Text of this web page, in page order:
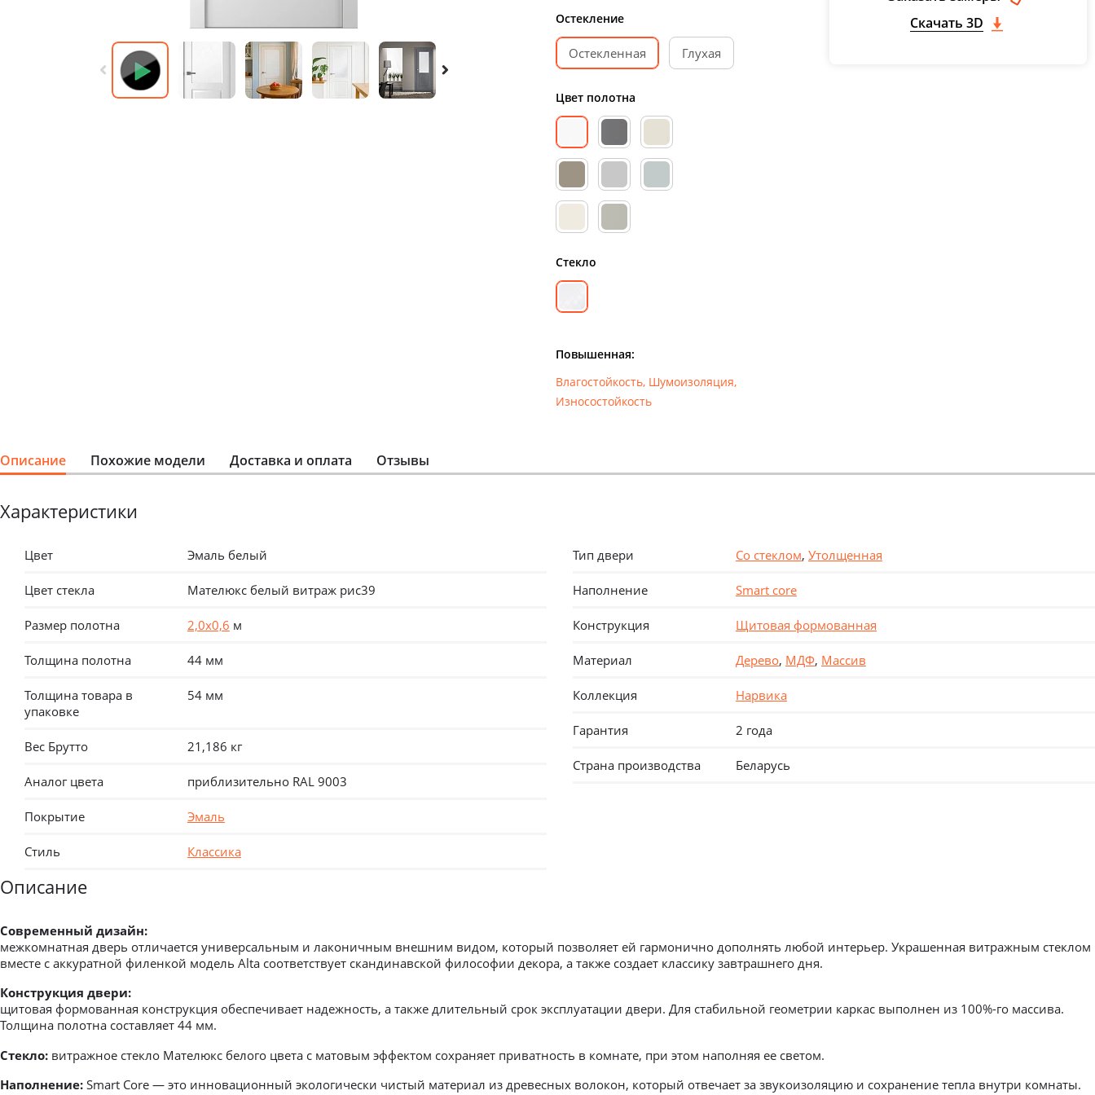
Остекление
Остекленная Глухая
Цвет полотна
Стекло
Повышенная:
Влагостойкость, Шумоизоляция,
Износостойкость
Скачать 3D
Описание Похожие модели Доставка и оплата Отзывы
Характеристики
Цвет Эмаль белый
Цвет стекла Мателюкс белый витраж рис39
Размер полотна 2,0х0,6 м
Толщина полотна 44 мм
Толщина товара в
упаковке
54 мм
Вес Брутто 21,186 кг
Аналог цвета приблизительно RAL 9003
Покрытие Эмаль
Стиль Классика
Тип двери Со стеклом, Утолщенная
Наполнение Smart core
Конструкция Щитовая формованная
Материал Дерево, МДФ, Массив
Коллекция Нарвика
Гарантия 2 года
Страна производства Беларусь
Описание
Современный дизайн:
межкомнатная дверь отличается универсальным и лаконичным внешним видом, который позволяет ей гармонично дополнять любой интерьер. Украшенная витражным стеклом
вместе с аккуратной филенкой модель Alta соответствует скандинавской философии декора, а также создает классику завтрашнего дня.
Конструкция двери:
щитовая формованная конструкция обеспечивает надежность, а также длительный срок эксплуатации двери. Для стабильной геометрии каркас выполнен из 100%-го массива.
Толщина полотна составляет 44 мм.
Стекло: витражное стекло Мателюкс белого цвета с матовым эффектом сохраняет приватность в комнате, при этом наполняя ее светом.
Наполнение: Smart Core — это инновационный экологически чистый материал из древесных волокон, который отвечает за звукоизоляцию и сохранение тепла внутри комнаты.